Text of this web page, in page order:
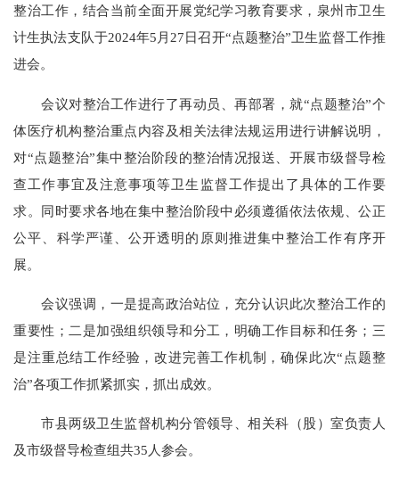
整治工作，结合当前全面开展党纪学习教育要求，泉州市卫生
计生执法支队于2024年5月27日召开“点题整治”卫生监督工作推
进会。
会议对整治工作进行了再动员、再部署，就“点题整治”个
体医疗机构整治重点内容及相关法律法规运用进行讲解说明，
对“点题整治”集中整治阶段的整治情况报送、开展市级督导检
查工作事宜及注意事项等卫生监督工作提出了具体的工作要
求。同时要求各地在集中整治阶段中必须遵循依法依规、公正
公平、科学严谨、公开透明的原则推进集中整治工作有序开
展。
会议强调，一是提高政治站位，充分认识此次整治工作的
重要性；二是加强组织领导和分工，明确工作目标和任务；三
是注重总结工作经验，改进完善工作机制，确保此次“点题整
治”各项工作抓紧抓实，抓出成效。
市县两级卫生监督机构分管领导、相关科（股）室负责人
及市级督导检查组共35人参会。